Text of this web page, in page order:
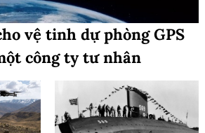
vệ tinh dự phòng GPS
công ty tư nhân